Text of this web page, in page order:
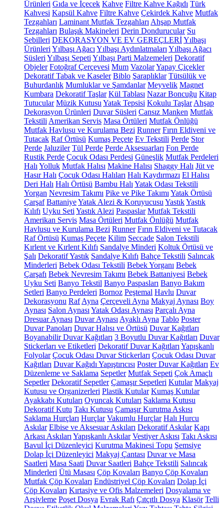
Ürünleri Gıda ve İçecek Kahve Filtre Kahve Kağıdı Türk
Kahvesi Kapsül Kahve Filtre Kahve Çekirdek Kahve Mutfak
Tezgahları Laminant Mutfak Tezgahları Ahşap Mutfak
Tezgahları Bulaşık Makineleri Derin Dondurucular Su
Sebilleri DEKORASYON VE EV GEREÇLERİYılbaşı
Ürünleri Yılbaşı Ağacı Yılbaşı Aydınlatmaları Yılbaşı Ağacı
Süsleri Yılbaşı Sepeti Yılbaşı Parti Malzemeleri Dekoratif
Objeler Fotoğraf Çerçevesi Mum VazolarYapay Çiçekler
Dekoratif Tabak ve Kaseler Biblo Şaraplıklar Tütsülük ve
Buhurdanlık Mumluklar ve Şamdanlar Meyvelik Magnet
Kumbara Dekoratif Taşlar Kül Tablası Nazar Boncuğu Kitap
Tutucular Müzik Kutusu Yatak Tepsisi Kokulu Taşlar Ahşap
Dekorasyon Ürünleri Duvar Süsleri Cansız Manken Mutfak
Tekstili Amerikan Servis Masa Örtüleri Mutfak Önlüğü
Mutfak Havlusu ve Kurulama Bezi Runner Fırın Eldiveni ve
Tutacak Raf Örtüsü Kumaş Peçete Ev Tekstili Perde Stor
Perde Jaluziler Tül Perde Perde Aksesuarları Fon Perde
Rustik Perde Çocuk Odası Perdesi Güneşlik Mutfak Perdeleri
Halı Yolluk Mutfak Halısı Makine Halısı Shaggy Halı Jüt ve
Hasır Halı Çocuk Odası Halıları Halı Kaydırmazı El Halısı
Deri Halı Halı Örtüsü Bambu Halı Yatak Odası Tekstili
Yorgan Nevresim Takımı Pike ve Pike Takımı Yatak Örtüsü
Çarşaf BattaniyeYatak Alezi & Koruyucusu YastıkYastık
Kılıfı Uyku Seti Yastık Alezi Paspaslar Mutfak Tekstili
Amerikan Servis Masa Örtüleri Mutfak Önlüğü Mutfak
Havlusu ve Kurulama Bezi Runner Fırın Eldiveni ve Tutacak
Raf Örtüsü Kumaş Peçete Kilim Seccade Salon Tekstili
Kırlent ve Kırlent Kılıfı Sandalye Minderi Koltuk Örtüsü ve
Şalı Dekoratif Yastık Sandalye Kılıfı Bahçe Tekstili Salıncak
Minderleri Bebek Odası Tekstili Bebek Yorganı Bebek
Çarşafı Bebek Nevresim Takımı Bebek Battaniyesi Bebek
Uyku Seti Banyo Tekstil Banyo Paspasları Banyo Bakım
Setleri Banyo Perdeleri Bornoz Peştemal Havlu Duvar
Dekorasyonu Raf Ayna Çerçeveli Ayna Makyaj Aynası Boy
Aynası Salon Aynası Yatak Odası Aynası Parçalı Ayna
Dresuar Aynası Duvar Aynası Ayaklı Ayna Tablo Poster
Duvar Panoları Duvar Halısı ve Örtüsü Duvar Kağıtları
Boyanabilir Duvar Kağıtları 3 Boyutlu Duvar Kağıtları Duvar
Stickerları ve Etiketleri Dekoratif Duvar Kağıtları Yapışkanlı
Folyolar Çocuk Odası Duvar Stickerları Çocuk Odası Duvar
Kağıtları Duvar Kağıdı Yapıştırıcısı Poster Duvar Kağıtları Ev
Düzenleme ve Saklama Sepetler Mutfak Sepeti Çok Amaçlı
Sepetler Dekoratif Sepetler Çamaşır Sepetleri Kutular Makyaj
Kutusu ve Organizerleri Plastik Kutular Kumaş Kutular
Ayakkabı Kutuları Oyuncak Kutuları Saklama Kutusu
Dekoratif Kutu Takı Kutusu Çamaşır Kurutma Askısı
Saklama Hurçları Hurçlar Vakumlu Hurçlar Halı Hurcu
Askılar Elbise ve Aksesuar Askıları Dekoratif Askılar Kapı
Arkası Askıları Yapışkanlı Askılar Vestiyer Askısı Takı Askısı
Bavul İçi Düzenleyici Kurutma Makinesi Topu Şemsiye
Dolap İçi Düzenleyici Makyaj Çantası Duvar ve Masa
Saatleri Masa Saati Duvar Saatleri Bahçe Tekstili Salıncak
Minderleri Ütü Masası Çöp Kovaları Banyo Çöp Kovaları
Mutfak Çöp Kovaları Endüstriyel Çöp Kovaları Dolap İçi
Çöp Kovaları Kırtasiye ve Ofis Malzemeleri Dosyalama ve
Arşivleme Poşet Dosya Evrak Rafı Çıtçıtlı Dosya Klasör Telli